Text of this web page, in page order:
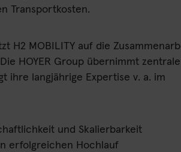
Transportkosten.
H2 MOBILITY auf die
HOYER Group übernimmt zentrale
ihre langjährige Expertise v. a. im
und Skalierbarkeit
erfolgreichen Hochlauf